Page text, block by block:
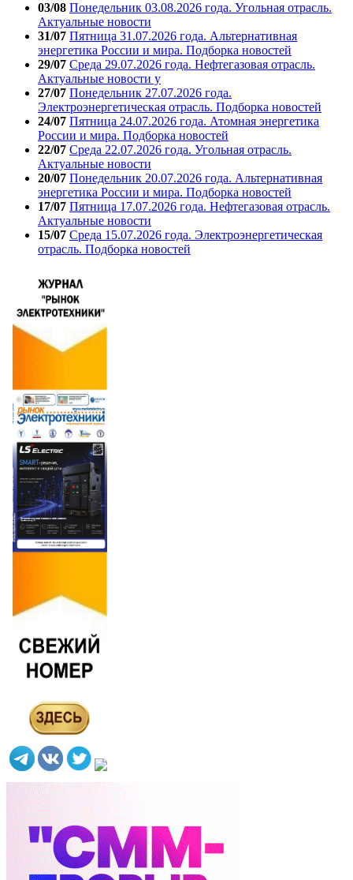
03/08 Понедельник 03.08.2026 года. Угольная отрасль.
Актуальные новости
31/07 Пятница 31.07.2026 года. Альтернативная
энергетика России и мира. Подборка новостей
29/07 Среда 29.07.2026 года. Нефтегазовая отрасль.
Актуальные новости у
27/07 Понедельник 27.07.2026 года.
Электроэнергетическая отрасль. Подборка новостей
24/07 Пятница 24.07.2026 года. Атомная энергетика
России и мира. Подборка новостей
22/07 Среда 22.07.2026 года. Угольная отрасль.
Актуальные новости
20/07 Понедельник 20.07.2026 года. Альтернативная
энергетика России и мира. Подборка новостей
17/07 Пятница 17.07.2026 года. Нефтегазовая отрасль.
Актуальные новости
15/07 Среда 15.07.2026 года. Электроэнергетическая
отрасль. Подборка новостей